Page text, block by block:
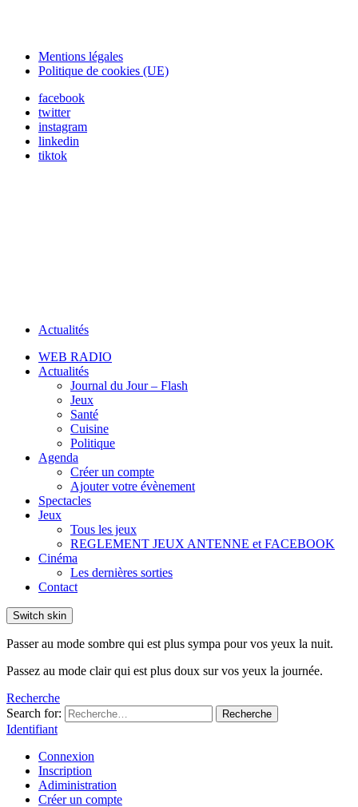
Mentions légales
Politique de cookies (UE)
facebook
twitter
instagram
linkedin
tiktok
Actualités
WEB RADIO
Actualités
Journal du Jour – Flash
Jeux
Santé
Cuisine
Politique
Agenda
Créer un compte
Ajouter votre évènement
Spectacles
Jeux
Tous les jeux
REGLEMENT JEUX ANTENNE et FACEBOOK
Cinéma
Les dernières sorties
Contact
Switch skin
Passer au mode sombre qui est plus sympa pour vos yeux la nuit.
Passez au mode clair qui est plus doux sur vos yeux la journée.
Recherche
Search for:
Recherche
Identifiant
Connexion
Inscription
Adiministration
Créer un compte